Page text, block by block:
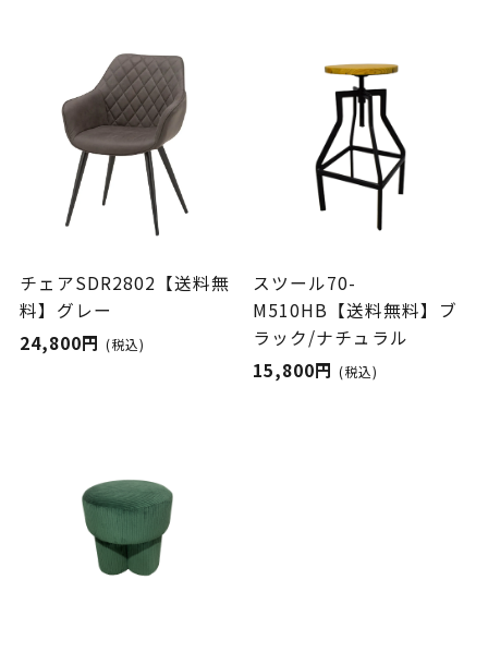
チェアSDR2802【送料無
料】グレー
24,800円 (税込)
スツール70-
M510HB【送料無料】ブ
ラック/ナチュラル
15,800円(税込)